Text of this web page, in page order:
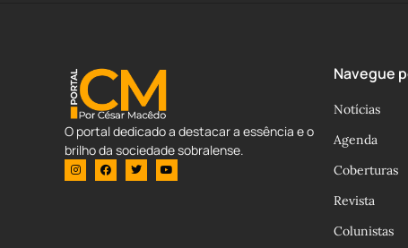
O portal dedicado a destacar a essência e o
brilho da sociedade sobralense.
Navegue
Notícias
Agenda
Coberturas
Revista
Colunistas